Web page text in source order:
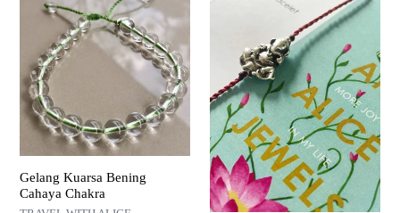
Gelang Kuarsa Bening
Cahaya Chakra